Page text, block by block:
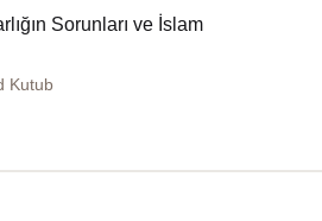
Sorunları ve İslam
Kutub